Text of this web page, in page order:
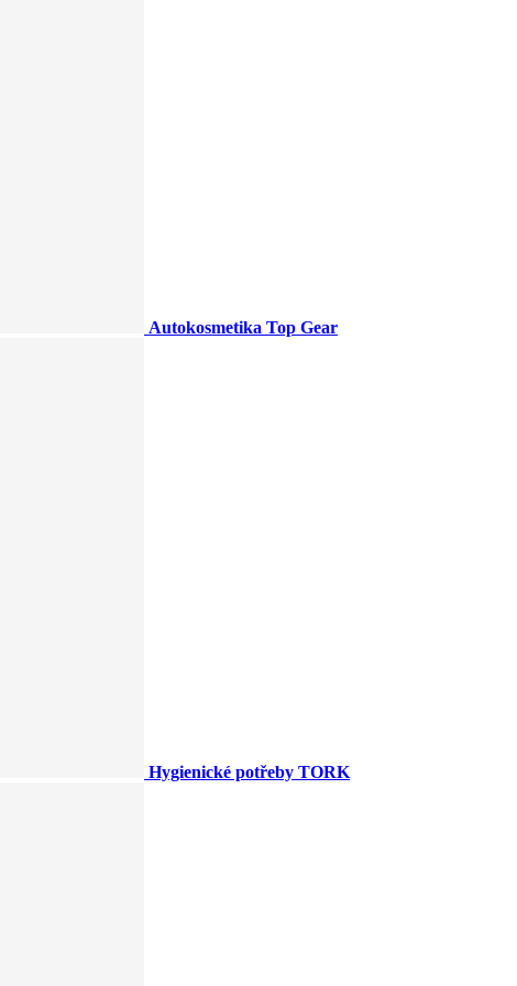
Autokosmetika Top Gear
Hygienické potřeby TORK